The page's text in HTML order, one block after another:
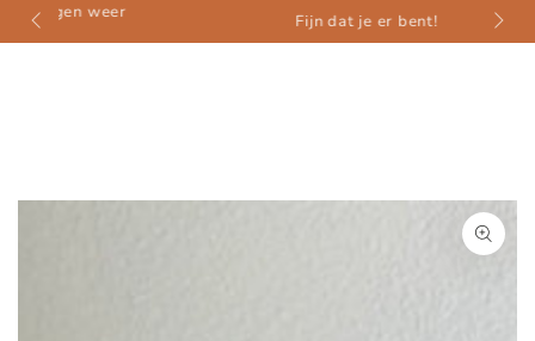
ZUM INHALT
SPRINGEN
Fijn dat je er bent!